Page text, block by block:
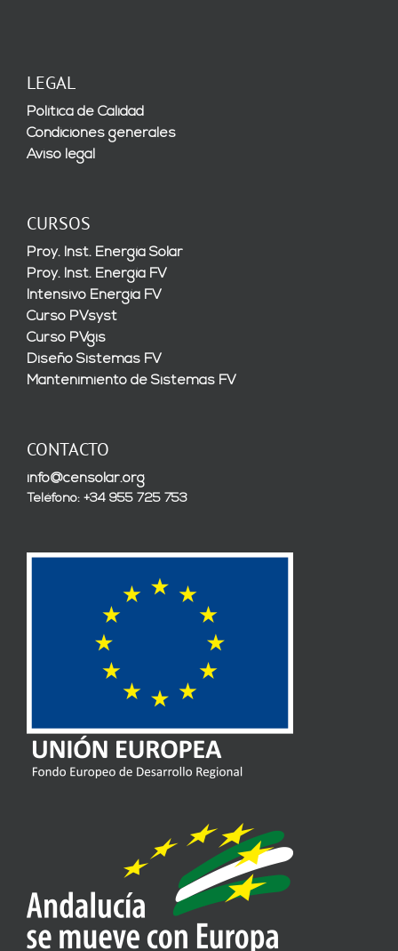
LEGAL
Política de Calidad
Condiciones generales
Aviso legal
CURSOS
Proy. Inst. Energía Solar
Proy. Inst. Energía FV
Intensivo Energía FV
Curso PVsyst
Curso PVgis
Diseño Sistemas FV
Mantenimiento de Sistemas FV
CONTACTO
info@censolar.org
Teléfono: +34 955 725 753